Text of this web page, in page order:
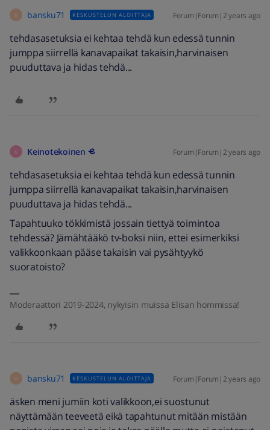
B bansku71 KESKUSTELUN ALOITTAJA Forum|Forum|2 years ago
tehdasasetuksia ei kehtaa tehdä kun edessä tunnin
jumppa siirrellä kanavapaikat takaisin,harvinaisen
puuduttava ja hidas tehdä...
K Keinotekoinen Forum|Forum|2 years ago
tehdasasetuksia ei kehtaa tehdä kun edessä tunnin
jumppa siirrellä kanavapaikat takaisin,harvinaisen
puuduttava ja hidas tehdä...
Tapahtuuko tökkimistä jossain tiettyä toimintoa
tehdessä? Jämähtääkö tv-boksi niin, ettei esimerkiksi
valikkoonkaan pääse takaisin vai pysähtyykö
suoratoisto?
Moderaattori 2019-2024, nykyisin muissa Elisan hommissa!
B bansku71 KESKUSTELUN ALOITTAJA Forum|Forum|2 years ago
äsken meni jumiin koti valikkoon,ei suostunut
näyttämään teeveetä eikä tapahtunut mitään mistään